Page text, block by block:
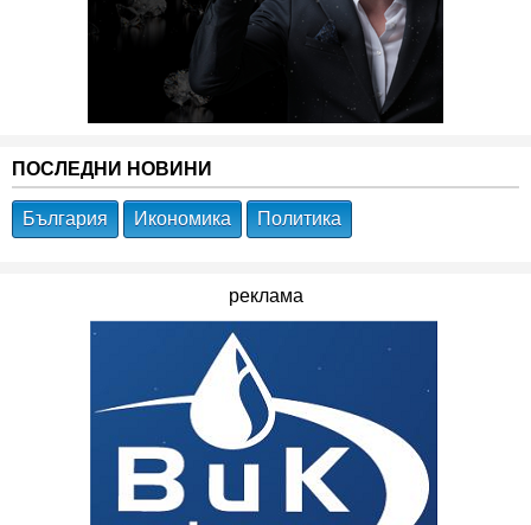
ПОСЛЕДНИ НОВИНИ
България Икономика Политика
реклама